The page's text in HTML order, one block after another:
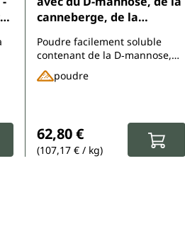
canneberge, de la
300 g de poudre - par
Unimedica
Poudre facilement soluble
contenant de la D‑mannose,
de la canneberge, du MSM,
des vitamines, des minéraux et
poudre
62,80 €
(107,17 € / kg)